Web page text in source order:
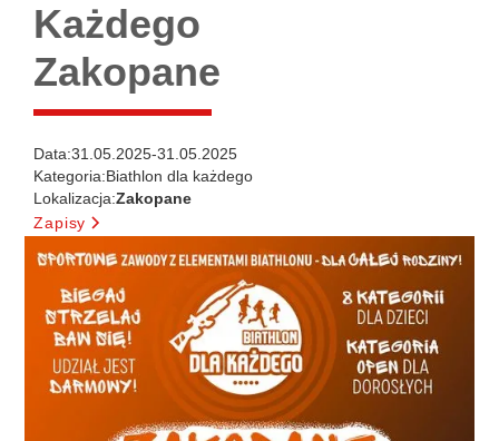
Każdego
Zakopane
Data:31.05.2025-31.05.2025
Kategoria:Biathlon dla każdego
Lokalizacja:Zakopane
Zapisy